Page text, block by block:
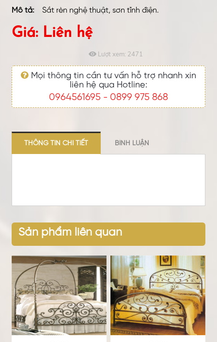
Mô tả: Sắt rèn nghệ thuật, sơn tĩnh điện.
Giá: Liên hệ
Lượt xem: 2471
Mọi thông tin cần tư vấn hỗ trợ nhanh xin
liên hệ qua Hotline:
0964561695 - 0899 975 868
THÔNG TIN CHI TIẾT BÌNH LUẬN
Sản phẩm liên quan